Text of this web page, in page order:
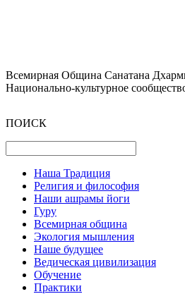
Всемирная Община Санатана
Национально-культурное
ПОИСК
Наша Традиция
Религия и философия
Наши ашрамы йоги
Гуру
Всемирная община
Экология мышления
Наше будущее
Ведическая цивилизация
Обучение
Практики